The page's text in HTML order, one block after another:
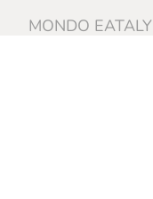
MONDO EATALY